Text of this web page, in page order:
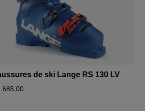
jamais grâce à notre collaboration
1 Sauber-Alfa Romeo Racing.
développé la chaussure de ski la
du marché. C'est dans leur
le concept "Air Flow" pour vous
qui optimise la forme de la
ainsi la réduction de trainée.
de ski Lange RS 130 LV
685,00